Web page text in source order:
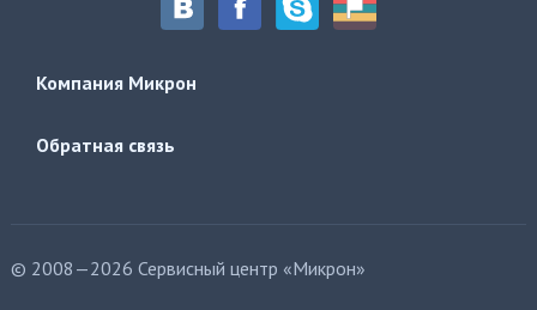
Компания Микрон
Обратная связь
© 2008—2026 Сервисный центр «Микрон»